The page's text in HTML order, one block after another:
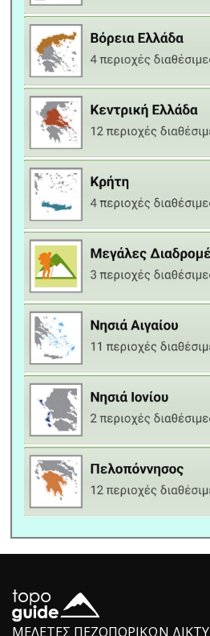
ΜΕΛΕΤΕΣ ΠΕΖΟΠΟΡΙΚΩΝ